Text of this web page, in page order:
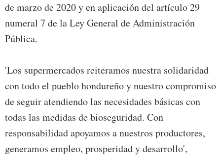
de marzo de 2020 y en aplicación del artículo 29
numeral 7 de la Ley General de Administración
Pública.
'Los supermercados reiteramos nuestra solidaridad
con todo el pueblo hondureño y nuestro compromiso
de seguir atendiendo las necesidades básicas con
todas las medidas de bioseguridad. Con
responsabilidad apoyamos a nuestros productores,
generamos empleo, prosperidad y desarrollo',